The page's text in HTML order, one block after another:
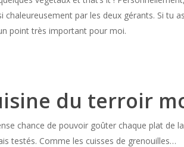
chaleureusement par les deux gérants. Si tu
point très important pour moi.
du terroir
chance de pouvoir goûter chaque plat de
testés. Comme les cuisses de grenouilles…